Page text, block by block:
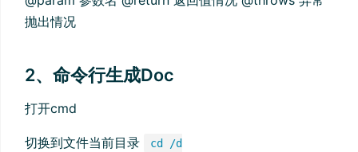
抛出情况
2、命令行生成Doc
打开cmd
切换到文件当前目录
cd /d